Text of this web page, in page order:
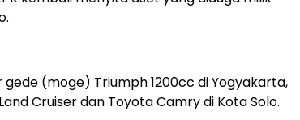
(moge) Triumph 1200cc di Yogyakarta,
Cruiser dan Toyota Camry di Kota Solo.